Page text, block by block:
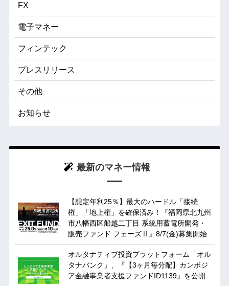
FX
電子マネー
フィンテック
プレスリリース
その他
お知らせ
最新のマネー情報
【想定年利25％】最大のハードル「接続
権」「地上権」を確保済み！『福岡県北九州
市八幡西区船越二丁目 系統用蓄電所開発・
販売ファンド フェーズⅡ』8/7(金)募集開始
オルタナティブ投資プラットフォーム「オル
タナバンク」、『【3ヶ月毎分配】カンボジ
ア金融事業者支援ファンドID1139』を公開